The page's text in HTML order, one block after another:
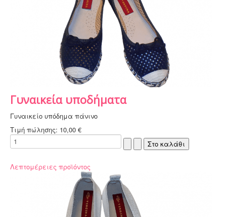
Γυναικεία υποδήματα
Γυναικείο υπόδημα πάνινο
Τιμή πώλησης: 10,00 €
Λεπτομέρειες προϊόντος